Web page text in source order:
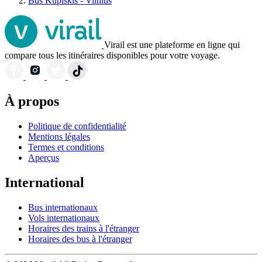
Virail est une plateforme en ligne qui
compare tous les itinéraires disponibles pour votre voyage.
À propos
Politique de confidentialité
Mentions légales
Termes et conditions
Aperçus
International
Bus internationaux
Vols internationaux
Horaires des trains à l'étranger
Horaires des bus à l'étranger